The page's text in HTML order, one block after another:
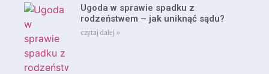
Ugoda w sprawie spadku z
rodzeństwem – jak uniknąć sądu?
czytaj dalej »